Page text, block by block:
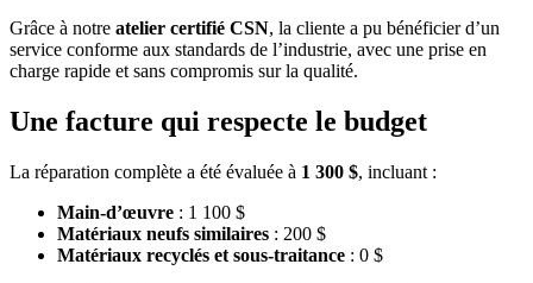
Grâce à notre atelier certifié CSN, la cliente a pu bénéficier d’un
service conforme aux standards de l’industrie, avec une prise en
charge rapide et sans compromis sur la qualité.
Une facture qui respecte le budget
La réparation complète a été évaluée à 1 300 $, incluant :
Main-d’œuvre : 1 100 $
Matériaux neufs similaires : 200 $
Matériaux recyclés et sous-traitance : 0 $